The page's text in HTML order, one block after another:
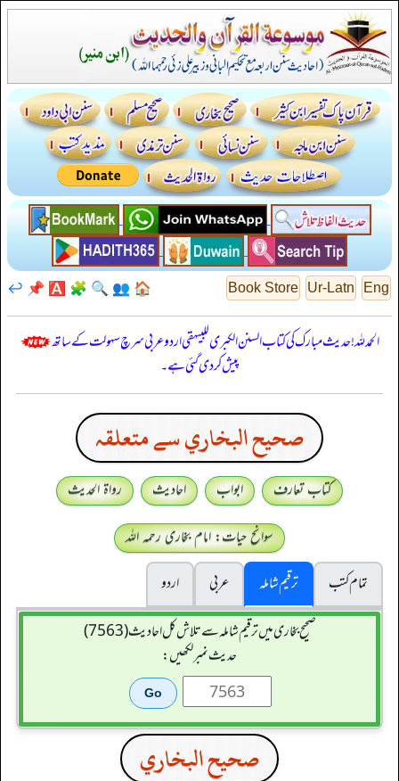
Eng
Ur-Latn
Book Store
🏠
👥
🔍
🧩
🅰️
📌
↩️
الحمدللہ! حدیث مبارک کی کتاب السنن الكبرى للبيهقي اردو عربی سرچ سہولت کے ساتھ
پیش کر دی گئی ہے۔
صحيح البخاري سے متعلقہ
کتاب تعارف ابواب احادیث
رواۃ الحدیث
سوانح حیات: امام بخاری رحمہ اللہ
تمام کتب
ترقیم شاملہ عربی
اردو
صحیح بخاری میں ترقیم شاملہ سے تلاش کل احادیث (7563)
حدیث نمبر لکھیں:
صحيح البخاري